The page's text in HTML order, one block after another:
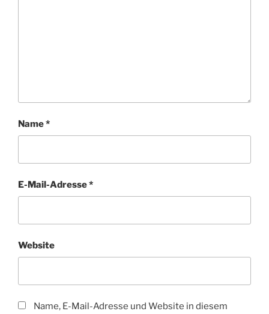
Name*
E-Mail-Adresse*
Website
Name, E-Mail-Adresse und Website in diesem